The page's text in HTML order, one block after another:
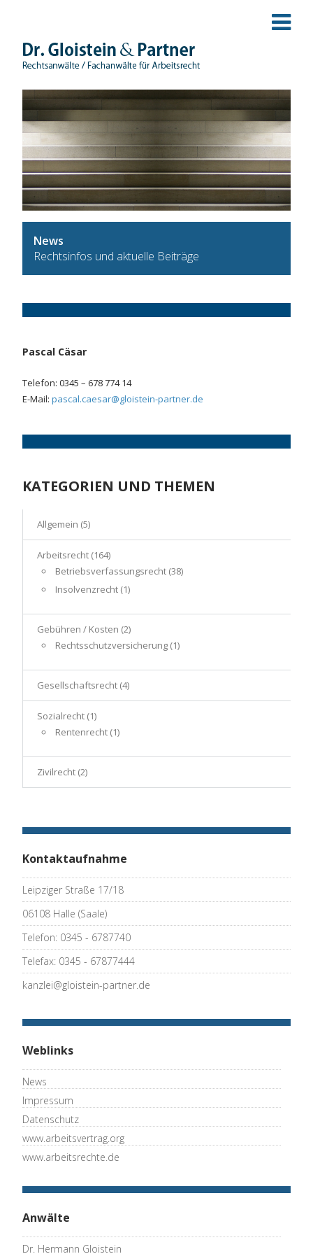
News
Rechtsinfos und aktuelle Beiträge
Pascal Cäsar
Telefon: 0345 – 678 774 14
E-Mail: pascal.caesar@gloistein-partner.de
KATEGORIEN UND THEMEN
Allgemein (5)
Arbeitsrecht (164)
Betriebsverfassungsrecht (38)
Insolvenzrecht (1)
Gebühren / Kosten (2)
Rechtsschutzversicherung (1)
Gesellschaftsrecht (4)
Sozialrecht (1)
Rentenrecht (1)
Zivilrecht (2)
Kontaktaufnahme
Leipziger Straße 17/18
06108 Halle (Saale)
Telefon: 0345 - 6787740
Telefax: 0345 - 67877444
kanzlei@gloistein-partner.de
Weblinks
News
Impressum
Datenschutz
www.arbeitsvertrag.org
www.arbeitsrechte.de
Anwälte
Dr. Hermann Gloistein